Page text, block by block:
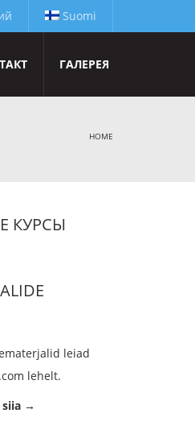
Suomi
ГАЛЕРЕЯ
HOME
КУРСЫ
leiad
lehelt.
siia →